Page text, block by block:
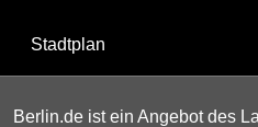
Stadtplan
Berlin.de ist ein Angebot des